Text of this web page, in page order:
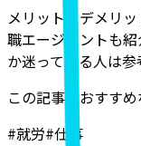
メリット・デメリ
職エージェントも
か迷っている人は参
この記事がおすす
#就労#仕事